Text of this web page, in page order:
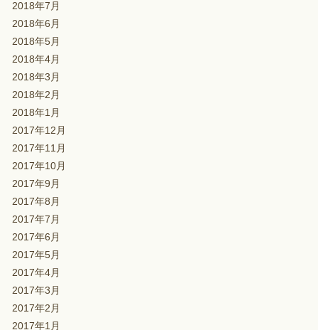
2018年7月
2018年6月
2018年5月
2018年4月
2018年3月
2018年2月
2018年1月
2017年12月
2017年11月
2017年10月
2017年9月
2017年8月
2017年7月
2017年6月
2017年5月
2017年4月
2017年3月
2017年2月
2017年1月